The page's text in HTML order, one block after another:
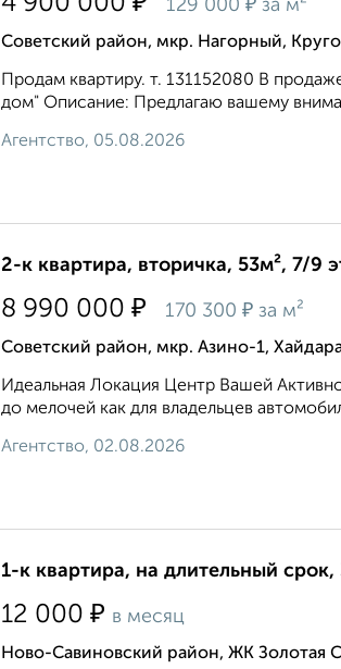
129 000 ₽ за м²
Советский район, мкр. Нагорный,
Продам квартиру. т. 131152080 В
дом" Описание: Предлагаю вашему
Агентство, 05.08.2026
2-к квартира, вторичка, 53м², 7/9
8 990 000 ₽ 170 300 ₽ за м²
Советский район, мкр. Азино-1,
Идеальная Локация Центр Вашей
до мелочей как для владельцев
Агентство, 02.08.2026
1-к квартира, на длительный
12 000 ₽ в месяц
Ново-Савиновский район, ЖК Золотая